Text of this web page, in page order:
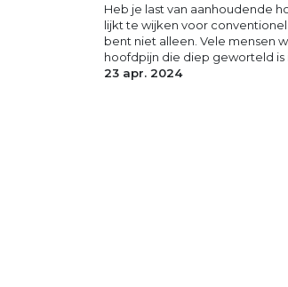
Heb je last van aanhoudende
lijkt te wijken voor
bent niet alleen. Vele mensen
hoofdpijn die diep geworteld is
23 apr. 2024